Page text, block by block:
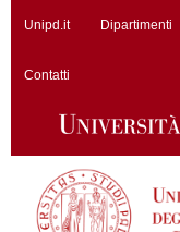
Unipd.it Dipartimenti
Contatti